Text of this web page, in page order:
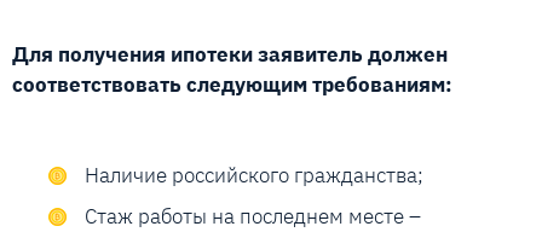
Для получения ипотеки заявитель должен
соответствовать следующим требованиям:
Наличие российского гражданства;
Стаж работы на последнем месте –